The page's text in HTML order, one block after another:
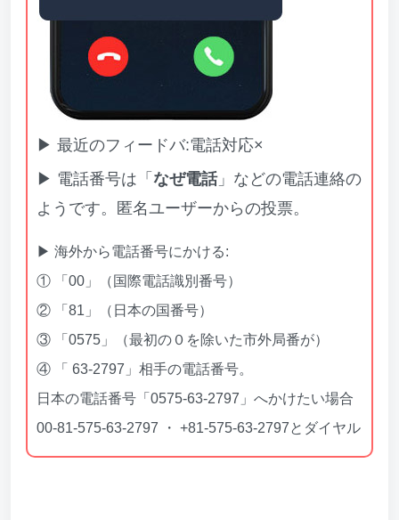
▶ 最近のフィードバ:電話対応×
▶ 電話番号は「 なぜ電話」などの電話連絡の
ようです。匿名ユーザーからの投票。
▶ 海外から電話番号にかける:
① 「00」（国際電話識別番号）
② 「81」（日本の国番号）
③ 「0575」（最初の０を除いた市外局番が）
④ 「 63-2797」相手の電話番号。
日本の電話番号「0575-63-2797」へかけたい場合
00-81-575-63-2797 ・ +81-575-63-2797とダイヤル